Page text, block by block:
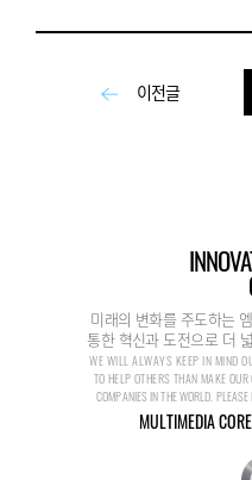
이전글
미래의 변화를 주도하는
통한 혁신과 도전으로 더
WE WILL ALWAYS KEEP IN MIND
TO HELP OTHERS THAN MAKE
COMPANIES IN THE WORLD.
MULTIMEDIA